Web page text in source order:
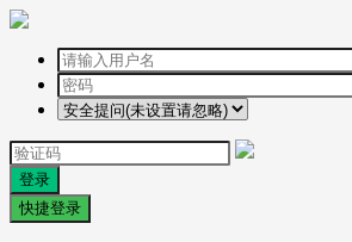
登录
快捷登录